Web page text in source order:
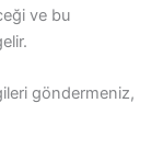
ve bu
göndermeniz,